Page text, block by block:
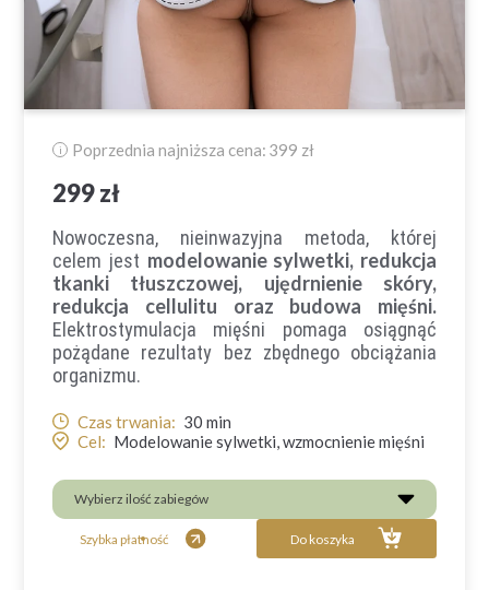
i Poprzednia najniższa cena: 399 zł
299 zł
Nowoczesna, nieinwazyjna metoda, której
celem jest modelowanie sylwetki, redukcja
tkanki tłuszczowej, ujędrnienie skóry,
redukcja cellulitu oraz budowa mięśni.
Elektrostymulacja mięśni pomaga osiągnąć
pożądane rezultaty bez zbędnego obciążania
organizmu.
Czas trwania: 30 min
Cel: Modelowanie sylwetki, wzmocnienie mięśni
Wybierz ilość zabiegów
Szybka płatność Do koszyka